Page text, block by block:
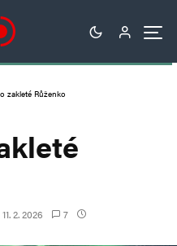
zakleté Růženko
11. 2. 2026 7